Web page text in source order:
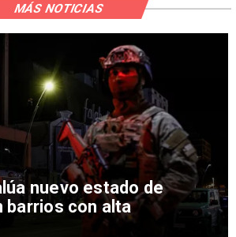
nuevo estado de
barrios con alta
MÁS NOTICIAS